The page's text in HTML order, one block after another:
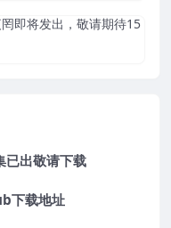
即将发出，敬请期待15
已出敬请下载
下载地址